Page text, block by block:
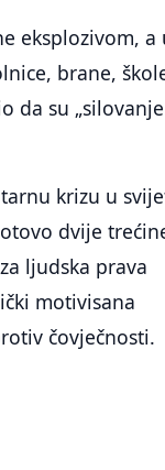
eksplozivom, a
brane,
da su
krizu u
dvije
ljudska prava
motivisana
čovječnosti.